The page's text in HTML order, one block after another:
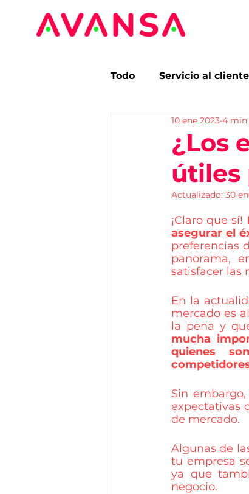
Todo Servicio al cliente
Segmentación
Tendencias
¿Los
útiles
10 ene 2023 4 min
Actualizado: 30
¡Claro que sí!
asegurar el
preferencias
panorama,
satisfacer las
En la
mercado es
la pena y
mucha
quienes
Sin
expectativas
de mercado.
Algunas de
tu empresa
ya que
negocio.